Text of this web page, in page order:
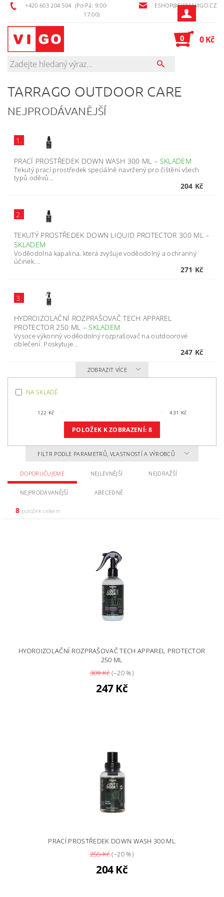
+420 603 204 504 (Po-Pá: 9:00-
17:00)
ESHOP@FIRMAVIGO.CZ
0 0 Kč
TARRAGO OUTDOOR CARE
NEJPRODÁVANĚJŠÍ
1.
PRACÍ PROSTŘEDEK DOWN WASH 300 ML– SKLADEM
Tekutý prací prostředek speciálně navržený pro čištění všech
typů oděvů...
204 Kč
2.
TEKUTÝ PROSTŘEDEK DOWN LIQUID PROTECTOR 300 ML–
SKLADEM
Voděodolná kapalina, která zvyšuje voděodolný a ochranný
účinek....
271 Kč
3.
HYDROIZOLAČNÍ ROZPRAŠOVAČ TECH APPAREL
PROTECTOR 250 ML – SKLADEM
Vysoce výkonný voděodolný rozprašovač na outdoorové
oblečení. Poskytuje...
247 Kč
ZOBRAZIT VÍCE
NA SKLADĚ
122 Kč 431 Kč
POLOŽEK K ZOBRAZENÍ: 8
FILTR PODLE PARAMETRŮ, VLASTNOSTÍ A VÝROBCŮ
DOPORUČUJEME NEJLEVNĚJŠÍ NEJDRAŽŠÍ
NEJPRODÁVANĚJŠÍ ABECEDNĚ
8 položek celkem
HYDROIZOLAČNÍ ROZPRAŠOVAČ TECH APPAREL PROTECTOR
250 ML
309 Kč(–20 %)
247 Kč
PRACÍ PROSTŘEDEK DOWN WASH 300 ML
255 Kč(–20 %)
204 Kč